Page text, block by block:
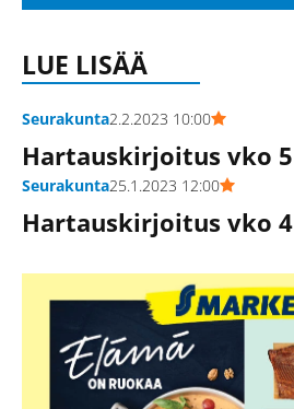
LUE LISÄÄ
Seurakunta2.2.2023 10:00
Hartauskirjoitus vko 5
Seurakunta25.1.2023 12:00
Hartauskirjoitus vko 4